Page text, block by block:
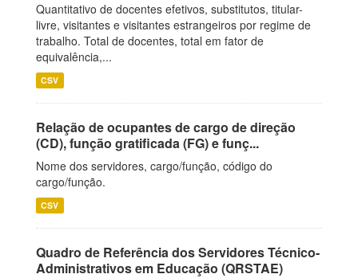
Quantitativo de docentes efetivos, substitutos, titular-
livre, visitantes e visitantes estrangeiros por regime de
trabalho. Total de docentes, total em fator de
equivalência,...
CSV
Relação de ocupantes de cargo de direção
(CD), função gratificada (FG) e funç...
Nome dos servidores, cargo/função, código do
cargo/função.
CSV
Quadro de Referência dos Servidores Técnico-
Administrativos em Educação (QRSTAE)